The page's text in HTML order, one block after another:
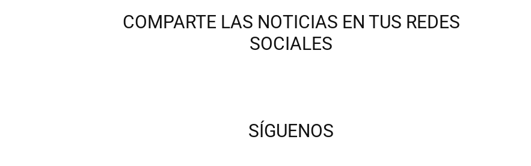
COMPARTE LAS NOTICIAS EN TUS REDES
SOCIALES
SÍGUENOS